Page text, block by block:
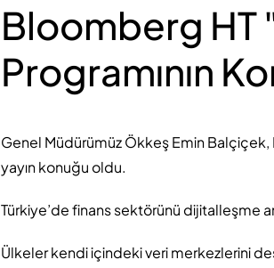
Bloomberg HT
Programının
Genel Müdürümüz Ökkeş Emin Balçiçek,
yayın konuğu oldu.
Türkiye’de finans sektörünü dijitalleşme
Ülkeler kendi içindeki veri merkezlerini